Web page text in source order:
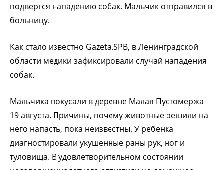
подвергся нападению собак. Мальчик отправился в
больницу.
Как стало известно Gazeta.SPB, в Ленинградской
области медики зафиксировали случай нападения
собак.
Мальчика покусали в деревне Малая Пустомержа
19 августа. Причины, почему животные решили на
него напасть, пока неизвестны. У ребенка
диагностировали укушенные раны рук, ног и
туловища. В удовлетворительном состоянии